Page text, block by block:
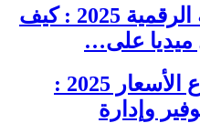
الصحة النفسية الرقمية 2025 : كيف
ميديا على…
الاقتصاد وارتفاع الأسعار 2025 :
وإدارة